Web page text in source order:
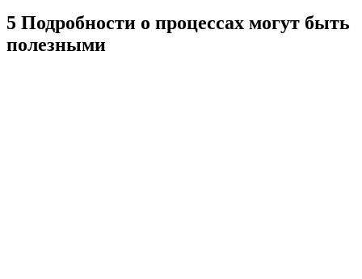
5 Подробности о процессах могут быть
полезными